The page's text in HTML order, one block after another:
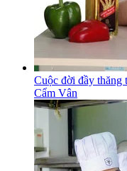
Cuộc đời đầy thăng
Cẩm Vân